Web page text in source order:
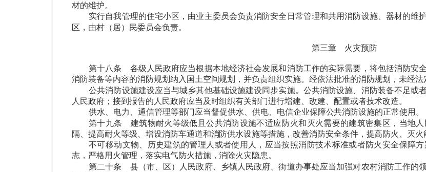
材的维护。
实行自我管理的住宅小区，由业主委员会负责消防安全日常管理和共用消防设施、器材的维
区，由村（居）民委员会负责。
第三章 火灾预防
第十八条 各级人民政府应当根据本地经济社会发展和消防工作的实际需要，将包括消防安
消防装备等内容的消防规划纳入国土空间规划，并负责组织实施。经依法批准的消防规划，未经法
公共消防设施建设应当与城乡其他基础设施建设同步实施。公共消防设施、消防装备不足或
人民政府；接到报告的人民政府应当及时组织有关部门进行增建、改建、配置或者技术改造。
供水、电力、通信管理等部门应当督促供水、供电、电信企业保障公共消防设施的正常使用。
第十九条 建筑物耐火等级低且公共消防设施不适应防火和灭火需要的建筑密集区，当地
隔、提高耐火等级、增设消防车通道和消防供水设施等措施，改善消防安全条件，提高防火、灭火
不可移动文物、历史建筑的管理人或者使用人，应当按照消防技术标准或者防火安全保障
志，严格用火管理，落实电气防火措施，消除火灾隐患。
第二十条 县（市、区）人民政府、乡镇人民政府、街道办事处应当加强对农村消防工作的